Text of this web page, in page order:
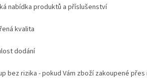
nabídka produktů a příslušenství
kvalita
dodání
bez rizika - pokud Vám zboží zakoupené